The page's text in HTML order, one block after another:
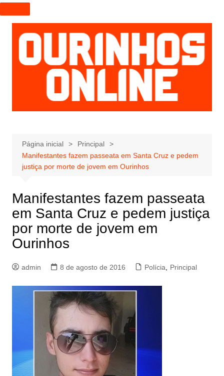
I
r
p
a
r
a
e
ú
d
Página inicial
Principal
Manifestantes fazem passeata em Santa Cruz e pedem
justiça por morte de jovem em Ourinhos
Manifestantes fazem passeata
em Santa Cruz e pedem justiça
por morte de jovem em
Ourinhos
admin 8 de agosto de 2016 Polícia Principal